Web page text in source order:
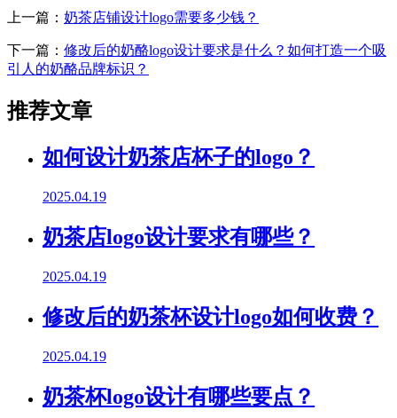
上一篇： 奶茶店铺设计logo需要多少钱？
下一篇： 修改后的奶酪logo设计要求是什么？如何打造一个吸
引人的奶酪品牌标识？
推荐文章
如何设计奶茶店杯子的logo？
2025.04.19
奶茶店logo设计要求有哪些？
2025.04.19
修改后的奶茶杯设计logo如何收费？
2025.04.19
奶茶杯logo设计有哪些要点？